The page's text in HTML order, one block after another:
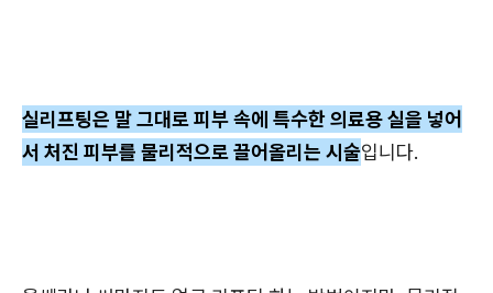
실리프팅은 말 그대로 피부 속에 특수한 의료용 실을 넣어
서 처진 피부를 물리적으로 끌어올리는 시술입니다.